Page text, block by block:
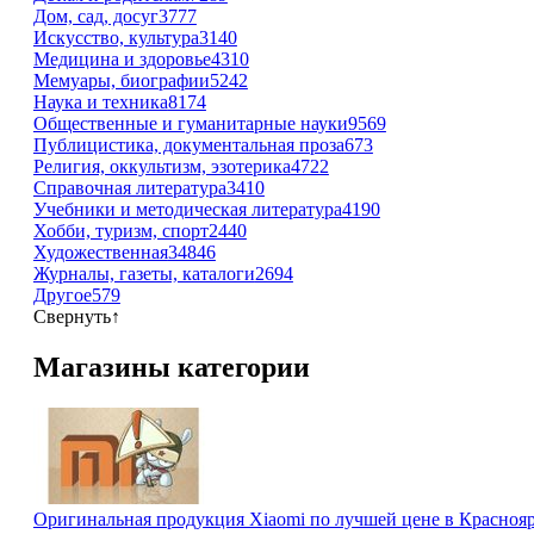
Дом, сад, досуг3777
Искусство, культура3140
Медицина и здоровье4310
Мемуары, биографии5242
Наука и техника8174
Общественные и гуманитарные науки9569
Публицистика, документальная проза673
Религия, оккультизм, эзотерика4722
Справочная литература3410
Учебники и методическая литература4190
Хобби, туризм, спорт2440
Художественная34846
Журналы, газеты, каталоги2694
Другое579
Свернуть↑
Магазины категории
Оригинальная продукция Xiaomi по лучшей цене в